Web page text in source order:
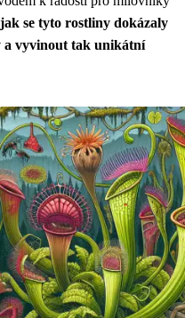
se tyto rostliny dokázaly
a vyvinout tak unikátní